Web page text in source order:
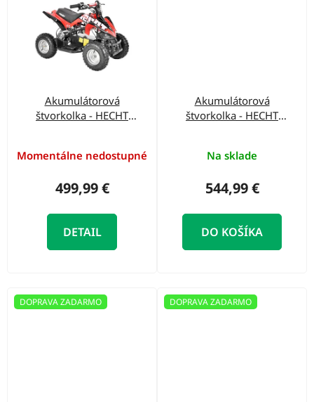
Akumulátorová
štvorkolka - HECHT
Momentálne nedostupné
499,99 €
DETAIL
Akumulátorová
štvorkolka - HECHT
Na sklade
544,99 €
DO KOŠÍKA
DOPRAVA ZADARMO DOPRAVA ZADARMO